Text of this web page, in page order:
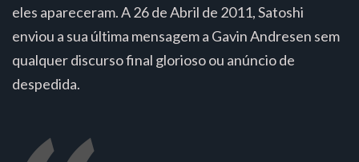
eles apareceram. A 26 de Abril de 2011, Satoshi
enviou a sua última mensagem a Gavin Andresen sem
qualquer discurso final glorioso ou anúncio de
despedida.